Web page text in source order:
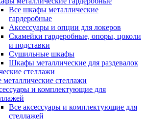
Все шкафы металлические
гардеробные
Аксессуары и опции для локеров
Скамейки гардеробные, опоры, цоколи
и подставки
Сушильные шкафы
Шкафы металлические для раздевалок
стеллажи
металлические стеллажи
и комплектующие для
Все аксессуары и комплектующие для
стеллажей